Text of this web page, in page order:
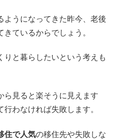
ようになってきた昨今、老後
ているからでしょう。
りと暮らしたいという考えも
ら見ると楽そうに見えます
わなければ失敗します。
住で人気の移住先や失敗しな